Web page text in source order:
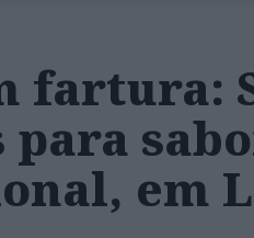
fartura:
em